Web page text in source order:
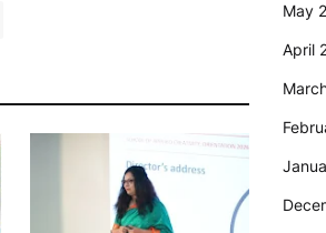
May
April